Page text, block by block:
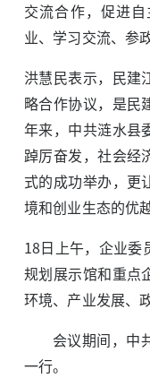
交流合作，促进
业、学习交流、参
洪慧民表示，民建
略合作协议，是民
年来，中共涟水县
踔厉奋发，社会经
式的成功举办，更
境和创业生态的优越
18日上午，企业委
规划展示馆和重点
环境、产业发展、
会议期间，中
一行。